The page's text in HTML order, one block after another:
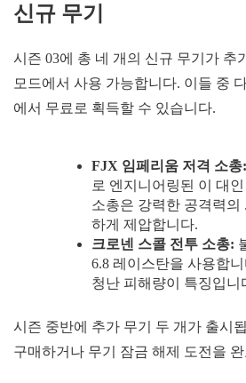
신규 무기
시즌 03에 총 네 개의 신규 무기가 추
모드에서 사용 가능합니다. 이들 중
에서 무료로 획득할 수 있습니다.
FJX 임페리움 저격 소총:
로 엔지니어링된 이 대
소총은 강력한 공격력의
하게 제압합니다.
크로넨 스콜 전투 소총:
6.8 레이스탄을 사용합
청난 피해량이 특징입니
시즌 중반에 추가 무기 두 개가 출시
구매하거나 무기 잠금 해제 도전을